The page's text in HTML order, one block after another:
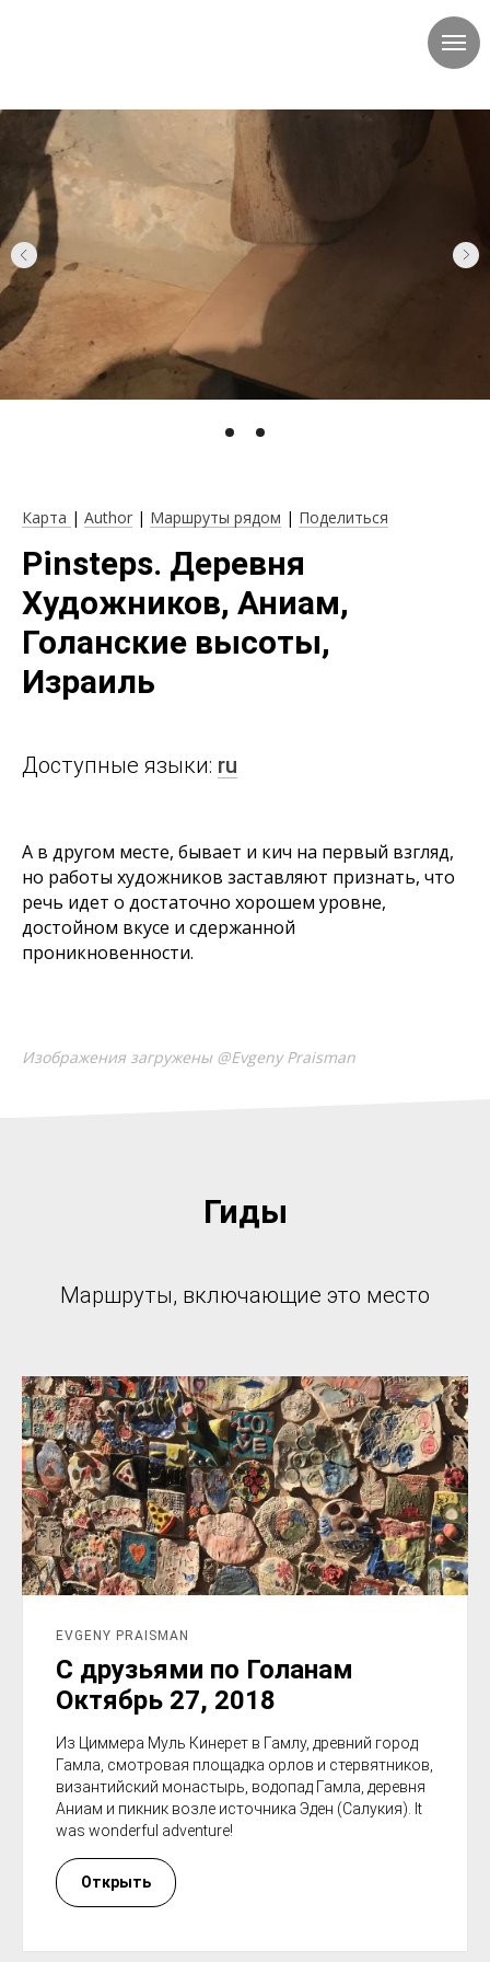
Карта | Author | Маршруты рядом | Поделиться
Pinsteps. Деревня
Художников, Аниам,
Голанские высоты,
Израиль
Доступные языки: ru
А в другом месте, бывает и кич на первый взгляд,
но работы художников заставляют признать, что
речь идет о достаточно хорошем уровне,
достойном вкусе и сдержанной
проникновенности.
Изображения загружены @Evgeny Praisman
Гиды
Маршруты, включающие это место
EVGENY PRAISMAN
С друзьями по Голанам
Октябрь 27, 2018
Из Циммера Муль Кинерет в Гамлу, древний город
Гамла, смотровая площадка орлов и стервятников,
византийский монастырь, водопад Гамла, деревня
Аниам и пикник возле источника Эден (Салукия). It
was wonderful adventure!
Открыть